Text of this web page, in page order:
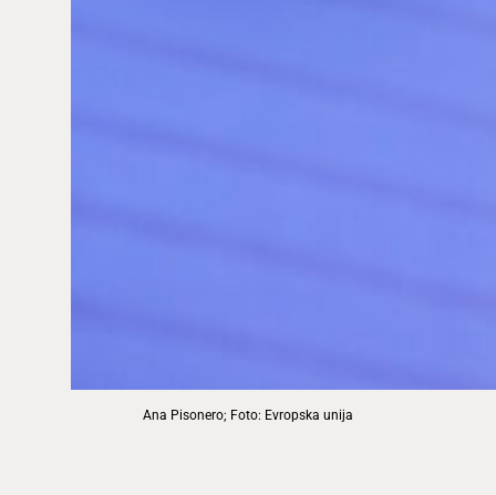
Ana Pisonero; Foto: Evropska unija